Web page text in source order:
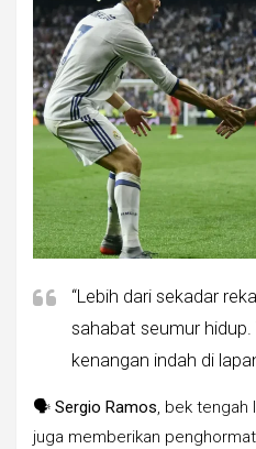
“Lebih dari sekadar
sahabat seumur
kenangan indah di
🗣 Sergio Ramos, bek tengah
juga memberikan